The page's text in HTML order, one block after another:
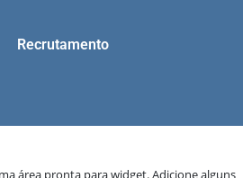
Recrutamento
área pronta para widget. Adicione alguns